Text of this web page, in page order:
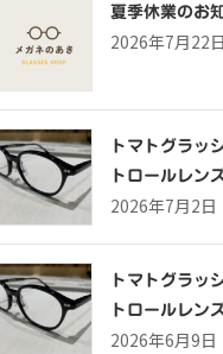
夏季休業のお
2026年7月22日
トマトグラッ
トロールレン
2026年7月2日
トマトグラッ
トロールレン
2026年6月9日